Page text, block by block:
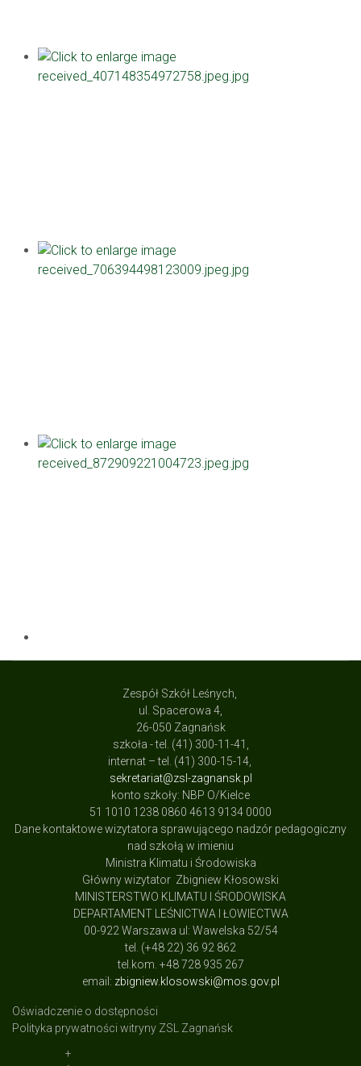
Zespół Szkół Leśnych,
ul. Spacerowa 4,
26-050 Zagnańsk
szkoła - tel. (41) 300-11-41,
internat – tel. (41) 300-15-14,
sekretariat@zsl-zagnansk.pl
konto szkoły: NBP O/Kielce
51 1010 1238 0860 4613 9134 0000
Dane kontaktowe wizytatora sprawującego nadzór pedagogiczny
nad szkołą w imieniu
Ministra Klimatu i Środowiska
Główny wizytator Zbigniew Kłosowski
MINISTERSTWO KLIMATU I ŚRODOWISKA
DEPARTAMENT LEŚNICTWA I ŁOWIECTWA
00-922 Warszawa ul: Wawelska 52/54
tel. (+48 22) 36 92 862
tel.kom. +48 728 935 267
email: zbigniew.klosowski@mos.gov.pl
Oświadczenie o dostępności
Polityka prywatności witryny ZSL Zagnańsk
+